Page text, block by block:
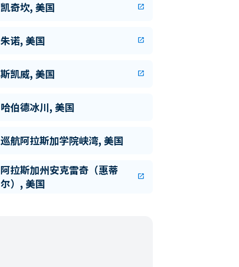
凯奇坎, 美国 open_in_new
朱诺, 美国 open_in_new
斯凯威, 美国 open_in_new
哈伯德冰川, 美国
巡航阿拉斯加学院峡湾, 美国
阿拉斯加州安克雷奇（惠蒂
尔）, 美国
open_in_new